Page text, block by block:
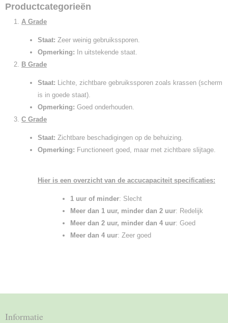
Productcategorieën
A Grade
Staat: Zeer weinig gebruikssporen.
Opmerking: In uitstekende staat.
B Grade
Staat: Lichte, zichtbare gebruikssporen zoals krassen (scherm
is in goede staat).
Opmerking: Goed onderhouden.
C Grade
Staat: Zichtbare beschadigingen op de behuizing.
Opmerking: Functioneert goed, maar met zichtbare slijtage.
Hier is een overzicht van de accucapaciteit specificaties:
1 uur of minder: Slecht
Meer dan 1 uur, minder dan 2 uur: Redelijk
Meer dan 2 uur, minder dan 4 uur: Goed
Meer dan 4 uur: Zeer goed
Informatie